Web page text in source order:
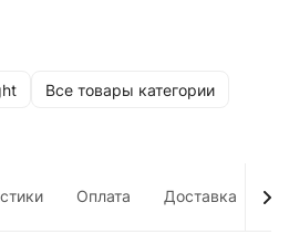
Все товары категории
Оплата Доставка